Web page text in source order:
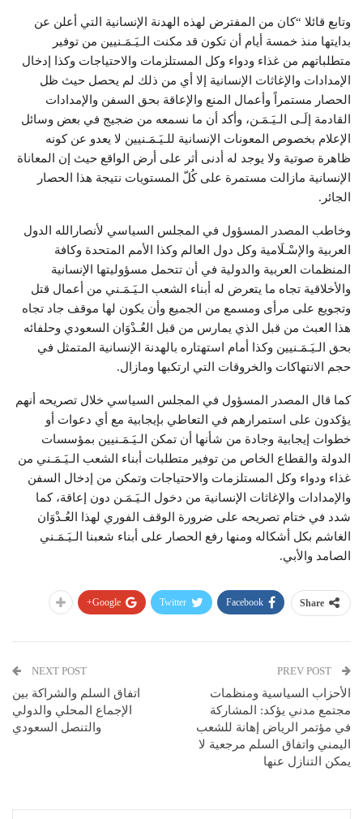
وتابع قائلا “كان من المفترض لهذه الهدنة الإنسانية التي أعلن عن
بدايتها منذ خمسة أيام أن تكون قد مكنت الـيَـمَـنيين من توفير
متطلباتهم من غذاء ودواء وكل المستلزمات والاحتياجات وكذا إدخال
الإمدادات والإغاثات الإنسانية إلا أي من ذلك لم يحصل حيث ظل
الحصار مستمراً وأعمال المنع والإعاقة بحق السفن والإمدادات
القادمة إلَـى الـيَـمَـن، وأكد أن ما نسمعه من ضجيج في بعض وسائل
الإعلام بخصوص المعونات الإنسانية للـيَـمَـنيين لا يعدو عن كونه
ظاهرة صوتية ولا يوجد له أدنى أثر على أرض الواقع حيث إن المعاناة
الإنسانية مازالت مستمرة على كُلّ المستويات نتيجة هذا الحصار
الجائر.
وخاطب المصدر المسؤول في المجلس السياسي لأنصارالله الدول
العربية والإسْـلَامية وكل دول العالم وكذا الأمم المتحدة وكافة
المنظمات العربية والدولية في أن تتحمل مسؤوليتها الإنسانية
والأخلاقية تجاه ما يتعرض له أبناء الشعب الـيَـمَـني من أعمال قتل
وتجويع على مرأى ومسمع من الجميع وأن يكون لها موقف جاد تجاه
هذا العبث من قبل الذي يمارس من قبل العُـدْوَان السعودي وحلفائه
بحق الـيَـمَـنيين وكذا أمام استهتاره بالهدنة الإنسانية المتمثل في
حجم الانتهاكات والخروقات التي ارتكبها ومازال.
كما قال المصدر المسؤول في المجلس السياسي خلال تصريحه أنهم
يؤكدون على استمرارهم في التعاطي بإيجابية مع أي دعوات أو
خطوات إيجابية وجادة من شأنها أن تمكن الـيَـمَـنيين بمؤسسات
الدولة والقطاع الخاص من توفير متطلبات أبناء الشعب الـيَـمَـني من
غذاء ودواء وكل المستلزمات والاحتياجات وتمكن من إدخال السفن
والإمدادات والإغاثات الإنسانية من دخول الـيَـمَـن دون إعاقة، كما
شدد في ختام تصريحه على ضرورة الوقف الفوري لهذا العُـدْوَان
الغاشم بكل أشكاله ومنها رفع الحصار على أبناء شعبنا الـيَـمَـني
الصامد والأبي.
Share
Facebook
Twitter
Google+
الأحزاب السياسية ومنظمات
مجتمع مدني يؤكد: المشاركة
في مؤتمر الرياض إهانة للشعب
اليمني واتفاق السلم مرجعية لا
يمكن التنازل عنها
NEXT POST
اتفاق السلم والشراكة بين
الإجماع المحلي والدولي
والتنصل السعودي